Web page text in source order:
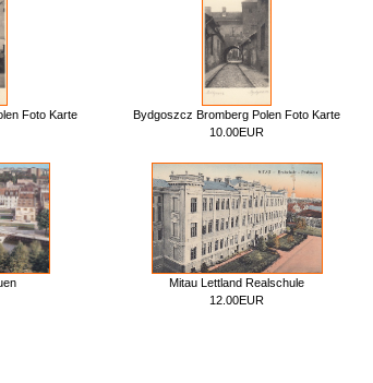
Foto Karte
Bydgoszcz Bromberg Polen Foto Karte
10.00EUR
Mitau Lettland Realschule
12.00EUR